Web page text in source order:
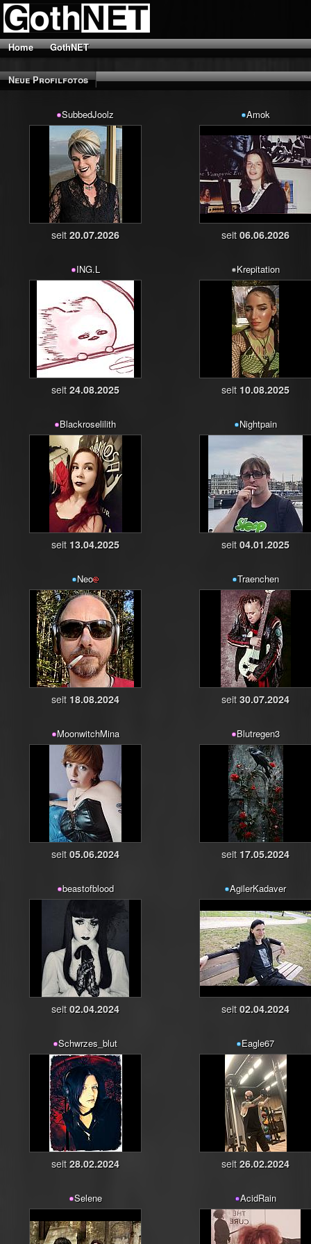
Home GothNET
Neue Profilfotos
SubbedJoolz
seit 20.07.2026
Amok
seit 06.06.2026
ING.L
seit 24.08.2025
Krepitation
seit 10.08.2025
Blackroselilith
seit 13.04.2025
Nightpain
seit 04.01.2025
Neo
seit 18.08.2024
Traenchen
seit30.07.2024
MoonwitchMina
seit05.06.2024
Blutregen3
seit 17.05.2024
beastofblood
seit02.04.2024
AgilerKadaver
seit02.04.2024
Schwrzes_blut
seit28.02.2024
Eagle67
seit26.02.2024
Selene AcidRain